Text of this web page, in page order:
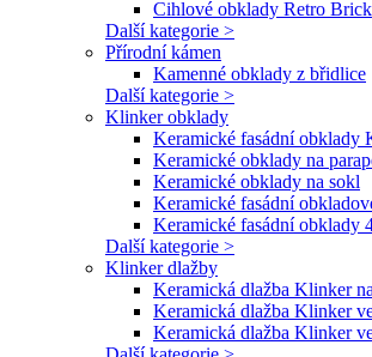
Cihlové obklady Retro Brick
Další kategorie >
Přírodní kámen
Kamenné obklady z břidlice
Další kategorie >
Klinker obklady
Keramické fasádní obklady
Keramické obklady na
Keramické obklady na sokl
Keramické fasádní
Keramické fasádní obklady
Další kategorie >
Klinker dlažby
Keramická dlažba Klinker
Keramická dlažba Klinker
Keramická dlažba Klinker